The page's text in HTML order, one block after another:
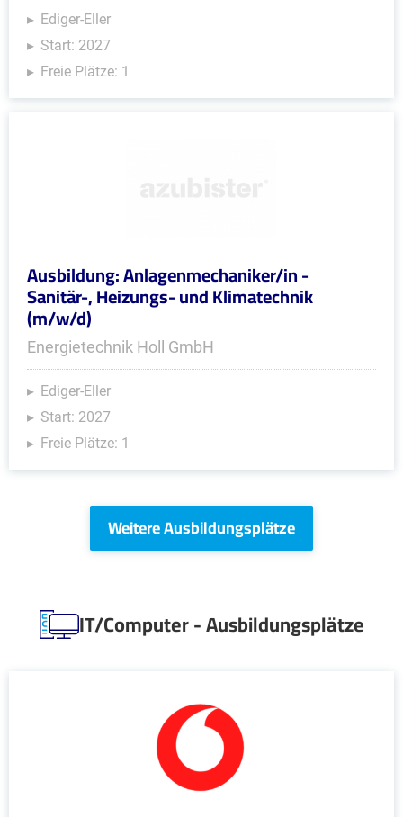
Ediger-Eller
Start: 2027
Freie Plätze: 1
Ausbildung: Anlagenmechaniker/in -
Sanitär-, Heizungs- und Klimatechnik
(m/w/d)
Energietechnik Holl GmbH
Ediger-Eller
Start: 2027
Freie Plätze: 1
Weitere Ausbildungsplätze
IT/Computer - Ausbildungsplätze